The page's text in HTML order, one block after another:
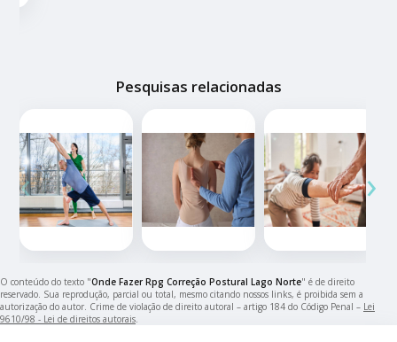
Pesquisas relacionadas
‹ ›
O conteúdo do texto "Onde Fazer Rpg Correção Postural Lago Norte" é de direito
reservado. Sua reprodução, parcial ou total, mesmo citando nossos links, é proibida sem a
autorização do autor. Crime de violação de direito autoral – artigo 184 do Código Penal – Lei
9610/98 - Lei de direitos autorais.